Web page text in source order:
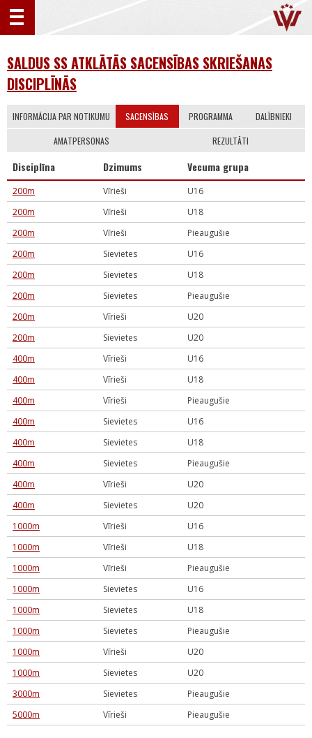
SALDUS SS ATKLĀTĀS SACENSĪBAS SKRIEŠANAS
DISCIPLĪNĀS
INFORMĀCIJA PAR NOTIKUMU SACENSĪBAS PROGRAMMA DALĪBNIEKI
AMATPERSONAS REZULTĀTI
Disciplīna Dzimums Vecuma grupa
200m Vīrieši
U16
200m
Vīrieši
U18
200m
Vīrieši
Pieaugušie
200m
Sievietes
U16
200m
Sievietes
U18
200m
Sievietes
Pieaugušie
200m
Vīrieši
U20
200m
Sievietes
U20
400m
Vīrieši
U16
400m
Vīrieši
U18
400m
Vīrieši
Pieaugušie
400m
Sievietes
U16
400m
Sievietes
U18
400m
Sievietes
Pieaugušie
400m
Vīrieši
U20
400m
Sievietes
U20
1000m
Vīrieši
U16
1000m
Vīrieši
U18
1000m
Vīrieši
Pieaugušie
1000m
Sievietes
U16
1000m
Sievietes
U18
1000m
Sievietes
Pieaugušie
1000m
Vīrieši
U20
1000m
Sievietes
U20
3000m
Sievietes
Pieaugušie
5000m
Vīrieši Pieaugušie